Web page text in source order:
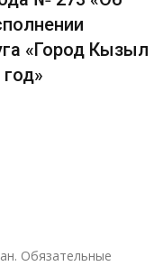
«Город Кызыл
Обязательные